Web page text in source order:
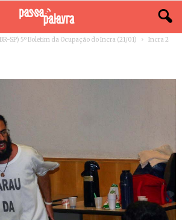
SP) 5º Boletim da Ocupação do Incra (21/01) Incra 2